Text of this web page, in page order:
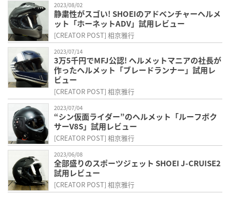
2023/08/02
静粛性がスゴい! SHOEIのアドベンチャーヘルメ
ット「ホーネットADV」試用レビュー
[CREATOR POST] 相京雅行
2023/07/14
3万5千円でMFJ公認! ヘルメットマニアの社長が
作ったヘルメット「ブレードランナー」試用レ
ビュー
[CREATOR POST] 相京雅行
2023/07/04
“シン仮面ライダー”のヘルメット「ルーフボク
サーV8S」試用レビュー
[CREATOR POST] 相京雅行
2023/06/08
全部盛りのスポーツジェット SHOEI J-CRUISE2
試用レビュー
[CREATOR POST] 相京雅行